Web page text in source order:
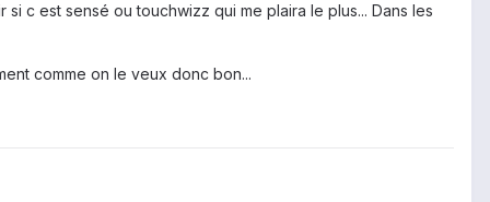
c est sensé ou touchwizz qui me plaira le plus... Dans les
comme on le veux donc bon...